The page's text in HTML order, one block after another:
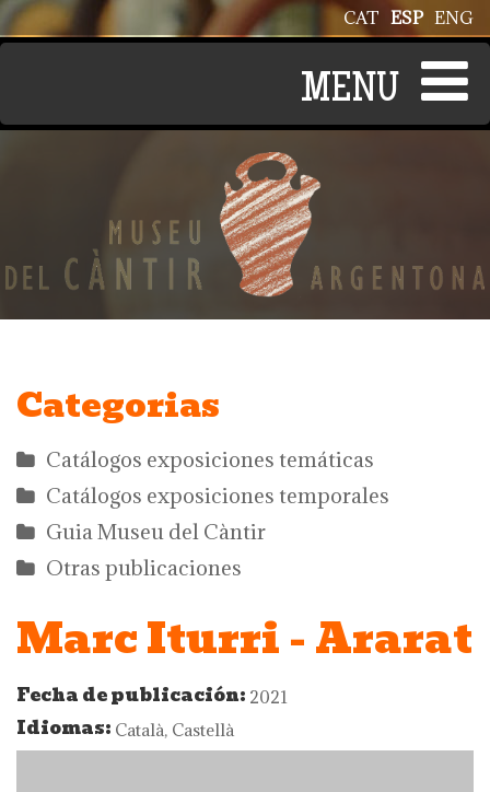
Pasar al contenido principal ENG
ESP
CAT
Categorias
Catálogos exposiciones temáticas
Catálogos exposiciones temporales
Guia Museu del Càntir
Otras publicaciones
Marc Iturri - Ararat
Fecha de publicación: 2021
Idiomas: Català, Castellà